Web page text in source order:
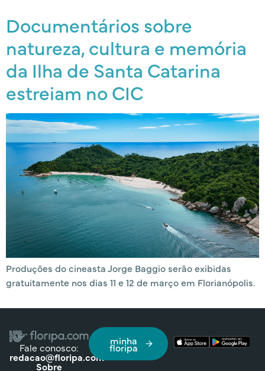
Documentários sobre
natureza, cultura e memória
da Ilha de Santa Catarina
estreiam no CIC
Produções do cineasta Jorge Baggio serão exibidas
gratuitamente nos dias 11 e 12 de março em Florianópolis.
Fale conosco:
redacao@floripa.com
Sobre
minha
floripa